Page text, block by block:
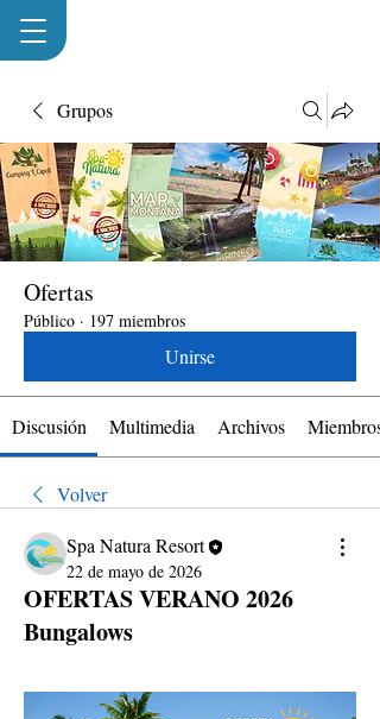
Grupos
Ofertas
Público · 197 miembros
Unirse
Discusión Multimedia Archivos Miembros
Volver
Spa Natura Resort
22 de mayo de 2026
OFERTAS VERANO 2026
Bungalows